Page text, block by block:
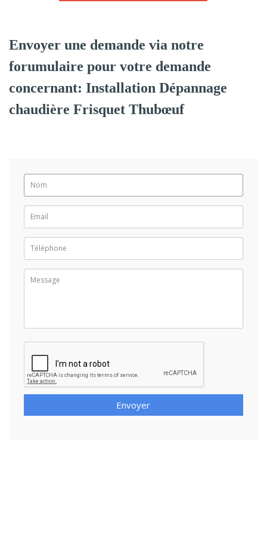
Envoyer une demande via notre
forumulaire pour votre demande
concernant: Installation Dépannage
chaudière Frisquet Thubœuf
Envoyer